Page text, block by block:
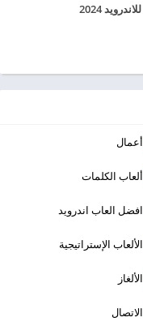
أعمال
ألعاب الكلمات
افضل العاب اندرويد
الألعاب الإستراتيجية
الألغاز
الاتصال